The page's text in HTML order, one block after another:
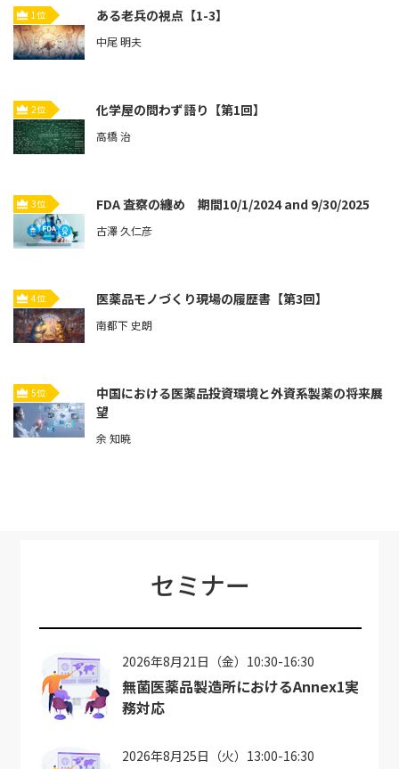
1位 ある老兵の視点【1-3】
中尾 明夫
2位 化学屋の問わず語り【第1回】
高橋 治
3位 FDA 査察の纏め 期間10/1/2024 and 9/30/2025
古澤 久仁彦
4位 医薬品モノづくり現場の履歴書【第3回】
南都下 史朗
5位
中国における医薬品投資環境と外資系製薬の将来展
望
余 知暁
セミナー
2026年8月21日（金）10:30-16:30
無菌医薬品製造所におけるAnnex1実
務対応
2026年8月25日（火）13:00-16:30